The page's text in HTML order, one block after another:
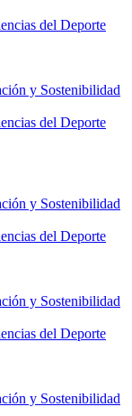
del Deporte
y Sostenibilidad
del Deporte
y Sostenibilidad
del Deporte
y Sostenibilidad
del Deporte
y Sostenibilidad